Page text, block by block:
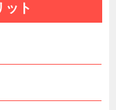
ット